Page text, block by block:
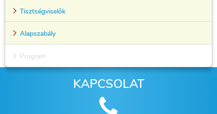
Tisztségviselők
Alapszabály
Program
KAPCSOLAT